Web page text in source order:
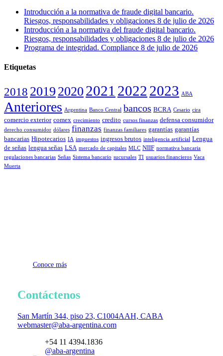
Introducción a la normativa de fraude digital bancario.
Riesgos, responsabilidades y obligaciones 8 de julio de 2026
Introducción a la normativa del fraude digital bancario.
Riesgos, responsabilidades y obligaciones 8 de julio de 2026
Programa de integridad. Compliance 8 de julio de 2026
Etiquetas
2018 2019 2020 2021 2022 2023 ABA
Anteriores Argentina Banco Central bancos BCRA Cesario cira
comercio exterior comex crecimiento credito cursos finanzas defensa consumidor
derecho consumidor dólares finanzas finanzas familiares garantías garantías
bancarias Hipotecarios IA impuestos ingresos brutos inteligencia artificial Lengua
de señas lengua señas LSA mercado de capitales MLC NIIF normativa bancaria
regulaciones bancarias Señas Sistema bancario sucursales TI usuarios financieros Vaca
Muerta
Conoce más
Contáctenos
San Martín 344, piso 23, C1004AAH, CABA
webmaster@aba-argentina.com
+54 11 4394.1836
@aba-argentina